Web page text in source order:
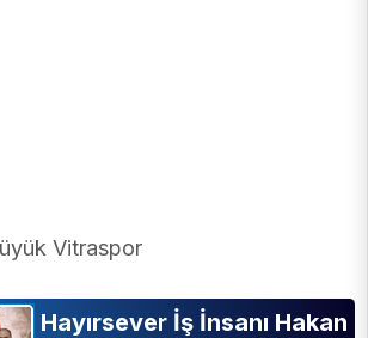
Vitraspor
Hayırsever İş İnsanı Hakan